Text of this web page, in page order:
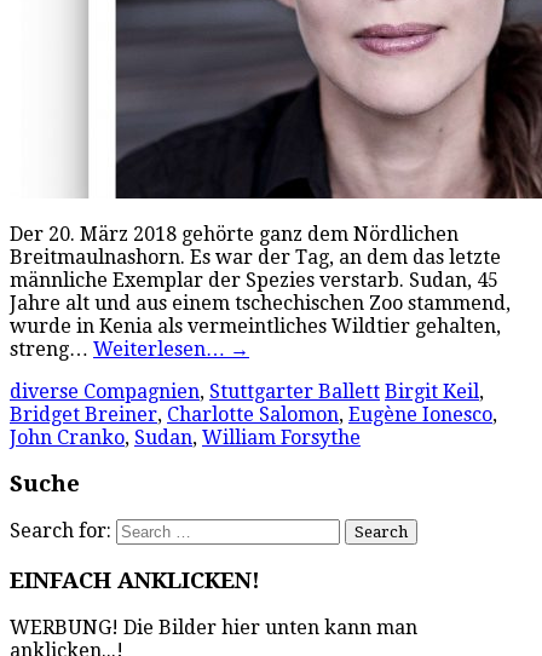
Der 20. März 2018 gehörte ganz dem Nördlichen
Breitmaulnashorn. Es war der Tag, an dem das letzte
männliche Exemplar der Spezies verstarb. Sudan, 45
Jahre alt und aus einem tschechischen Zoo stammend,
wurde in Kenia als vermeintliches Wildtier gehalten,
streng… Weiterlesen… →
diverse Compagnien, Stuttgarter Ballett Birgit Keil,
Bridget Breiner, Charlotte Salomon, Eugène Ionesco,
John Cranko, Sudan, William Forsythe
Suche
Search for:
EINFACH ANKLICKEN!
WERBUNG! Die Bilder hier unten kann man
anklicken...!